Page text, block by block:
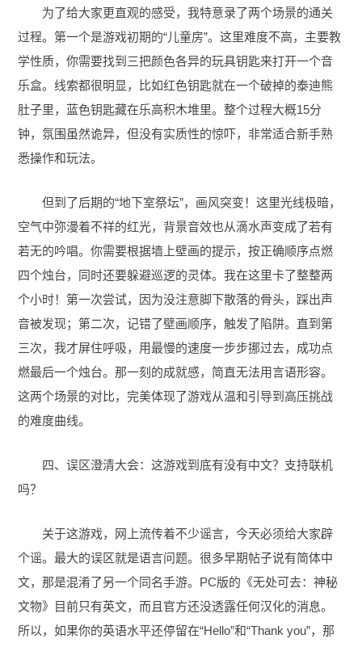
为了给大家更直观的感受，我特意录了两个场景的通关
过程。第一个是游戏初期的“儿童房”。这里难度不高，主要教
学性质，你需要找到三把颜色各异的玩具钥匙来打开一个音
乐盒。线索都很明显，比如红色钥匙就在一个破掉的泰迪熊
肚子里，蓝色钥匙藏在乐高积木堆里。整个过程大概15分
钟，氛围虽然诡异，但没有实质性的惊吓，非常适合新手熟
悉操作和玩法。
但到了后期的“地下室祭坛”，画风突变！这里光线极暗，
空气中弥漫着不祥的红光，背景音效也从滴水声变成了若有
若无的吟唱。你需要根据墙上壁画的提示，按正确顺序点燃
四个烛台，同时还要躲避巡逻的灵体。我在这里卡了整整两
个小时！第一次尝试，因为没注意脚下散落的骨头，踩出声
音被发现；第二次，记错了壁画顺序，触发了陷阱。直到第
三次，我才屏住呼吸，用最慢的速度一步步挪过去，成功点
燃最后一个烛台。那一刻的成就感，简直无法用言语形容。
这两个场景的对比，完美体现了游戏从温和引导到高压挑战
的难度曲线。
四、误区澄清大会：这游戏到底有没有中文？支持联机
吗？
关于这游戏，网上流传着不少谣言，今天必须给大家辟
个谣。最大的误区就是语言问题。很多早期帖子说有简体中
文，那是混淆了另一个同名手游。PC版的《无处可去：神秘
文物》目前只有英文，而且官方还没透露任何汉化的消息。
所以，如果你的英语水平还停留在“Hello”和“Thank you”，那